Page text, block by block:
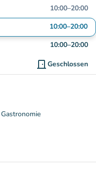
10:00–20:00
10:00–20:00
10:00–20:00
door_front Geschlossen
Gastronomie